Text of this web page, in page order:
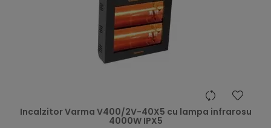
Incalzitor Varma V400/2V-40X5 cu lampa infrarosu
4000W IPX5